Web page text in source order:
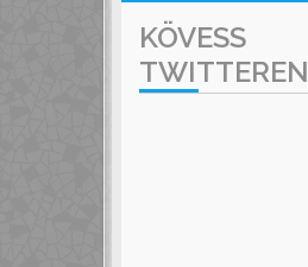
KÖVESS
TWITTEREN